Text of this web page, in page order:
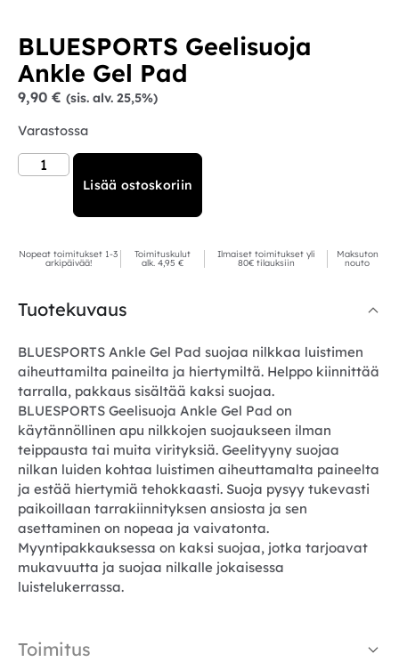
BLUESPORTS Geelisuoja
Ankle Gel Pad
9,90 € (sis. alv. 25,5%)
Varastossa
Lisää ostoskoriin
Nopeat toimitukset 1-3
arkipäivää!
Toimituskulut
alk. 4,95 €
Ilmaiset toimitukset yli
80€ tilauksiin
Maksuton
nouto
Tuotekuvaus
BLUESPORTS Ankle Gel Pad suojaa nilkkaa luistimen
aiheuttamilta paineilta ja hiertymiltä. Helppo kiinnittää
tarralla, pakkaus sisältää kaksi suojaa.
BLUESPORTS Geelisuoja Ankle Gel Pad on
käytännöllinen apu nilkkojen suojaukseen ilman
teippausta tai muita virityksiä. Geelityyny suojaa
nilkan luiden kohtaa luistimen aiheuttamalta paineelta
ja estää hiertymiä tehokkaasti. Suoja pysyy tukevasti
paikoillaan tarrakiinnityksen ansiosta ja sen
asettaminen on nopeaa ja vaivatonta.
Myyntipakkauksessa on kaksi suojaa, jotka tarjoavat
mukavuutta ja suojaa nilkalle jokaisessa
luistelukerrassa.
Toimitus